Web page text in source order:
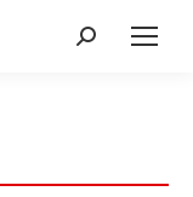
Search: